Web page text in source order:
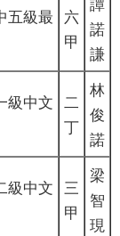
五級最 六
甲
諾
謙
級中文 二
丁
林
俊
諾
級中文 三
甲
梁
智
現